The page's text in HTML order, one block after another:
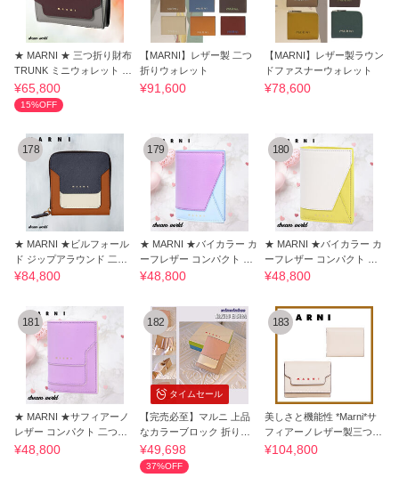
★ MARNI ★ 三つ折り財布
TRUNK ミニウォレット レ
ザー
¥65,800
15%OFF
【MARNI】レザー製 二つ
折りウォレット
¥91,600
【MARNI】レザー製ラウン
ドファスナーウォレット
¥78,600
178
★ MARNI ★ビルフォール
ド ジップアラウンド 二つ
折り財布
¥84,800
179
★ MARNI ★バイカラー カ
ーフレザー コンパクト 二
つ折り財布
¥48,800
180
★ MARNI ★バイカラー カ
ーフレザー コンパクト 二
つ折り財布
¥48,800
181
★ MARNI ★サフィアーノ
レザー コンパクト 二つ折
り財布
¥48,800
タイムセール
182
【完売必至】マルニ 上品
なカラーブロック 折りた
たみ財布
¥49,698
37%OFF
183
美しさと機能性 *Marni*サ
フィアーノレザー製三つ折
りウォレット
¥104,800